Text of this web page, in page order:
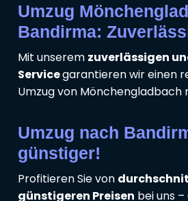
Umzug
Bandirma:
Mit unserem zuverlässigen
Servicegarantieren wir einen
Umzug von Mönchengladbach
Umzug nach
günstiger!
Profitieren Sie von
günstigeren Preisen bei uns